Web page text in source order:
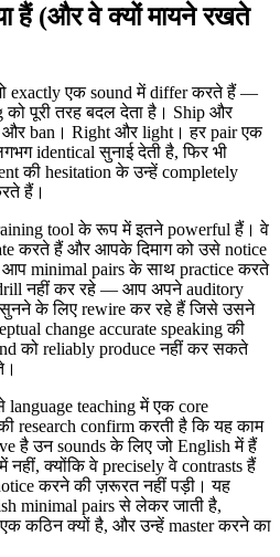
हैं (और वे क्यों मायने रखते
exactly एक sound में differ करते हैं —
पूरी तरह बदल देता है। Ship और
ban। Right और light। हर pair एक
identical सुनाई देती है, फिर भी
की hesitation के उन्हें completely
हैं।
tool के रूप में इतने powerful हैं। वे
करते हैं और आपके दिमाग को उसे notice
minimal pairs के साथ practice करते
नहीं कर रहे — आप अपने auditory
के लिए rewire कर रहे हैं जिसे उसने
change accurate speaking की
को reliably produce नहीं कर सकते
teaching में एक core
research confirm करती है कि यह काम
है उन sounds के लिए जो English में हैं
क्योंकि वे precisely वे contrasts हैं
करने की ज़रूरत नहीं पड़ी। यह
minimal pairs से लेकर जाती है,
कठिन क्यों है, और उन्हें master करने का